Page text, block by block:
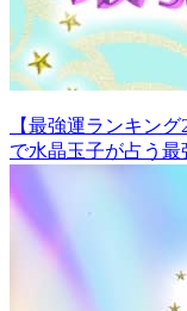
【最強運ランキン
で水晶玉子が占う最